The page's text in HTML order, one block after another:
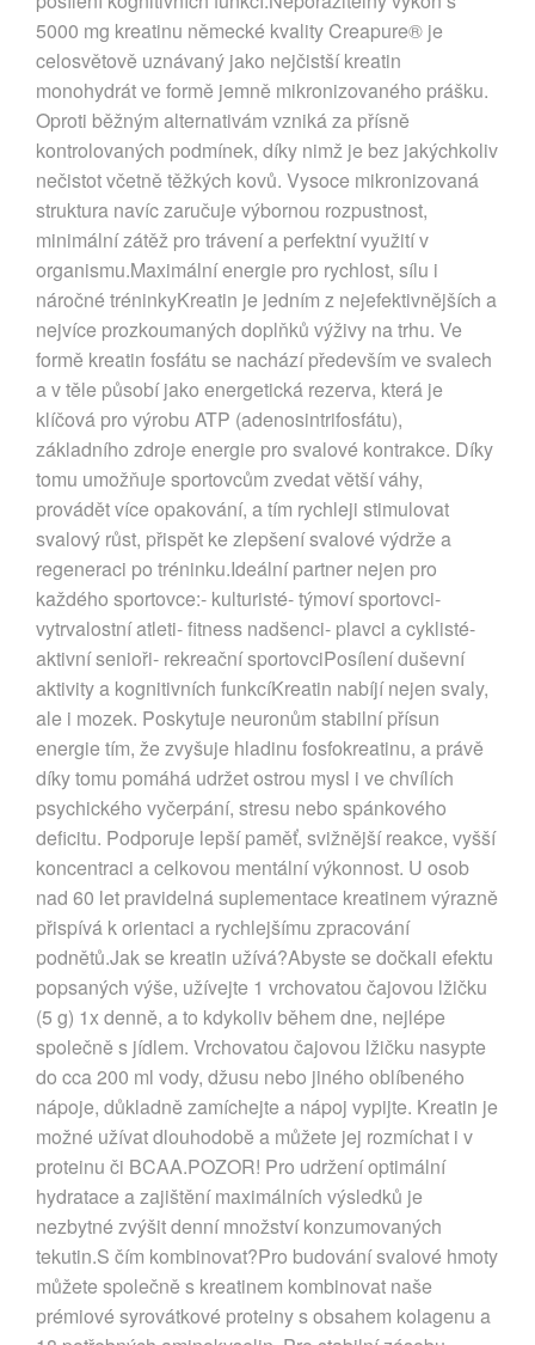
5000 mg kreatinu německé kvality Creapure® je
celosvětově uznávaný jako nejčistší kreatin
monohydrát ve formě jemně mikronizovaného prášku.
Oproti běžným alternativám vzniká za přísně
kontrolovaných podmínek, díky nimž je bez jakýchkoliv
nečistot včetně těžkých kovů. Vysoce mikronizovaná
struktura navíc zaručuje výbornou rozpustnost,
minimální zátěž pro trávení a perfektní využití v
organismu.Maximální energie pro rychlost, sílu i
náročné tréninkyKreatin je jedním z nejefektivnějších a
nejvíce prozkoumaných doplňků výživy na trhu. Ve
formě kreatin fosfátu se nachází především ve svalech
a v těle působí jako energetická rezerva, která je
klíčová pro výrobu ATP (adenosintrifosfátu),
základního zdroje energie pro svalové kontrakce. Díky
tomu umožňuje sportovcům zvedat větší váhy,
provádět více opakování, a tím rychleji stimulovat
svalový růst, přispět ke zlepšení svalové výdrže a
regeneraci po tréninku.Ideální partner nejen pro
každého sportovce:- kulturisté- týmoví sportovci-
vytrvalostní atleti- fitness nadšenci- plavci a cyklisté-
aktivní senioři- rekreační sportovciPosílení duševní
aktivity a kognitivních funkcíKreatin nabíjí nejen svaly,
ale i mozek. Poskytuje neuronům stabilní přísun
energie tím, že zvyšuje hladinu fosfokreatinu, a právě
díky tomu pomáhá udržet ostrou mysl i ve chvílích
psychického vyčerpání, stresu nebo spánkového
deficitu. Podporuje lepší paměť, svižnější reakce, vyšší
koncentraci a celkovou mentální výkonnost. U osob
nad 60 let pravidelná suplementace kreatinem výrazně
přispívá k orientaci a rychlejšímu zpracování
podnětů.Jak se kreatin užívá?Abyste se dočkali efektu
popsaných výše, užívejte 1 vrchovatou čajovou lžičku
(5 g) 1x denně, a to kdykoliv během dne, nejlépe
společně s jídlem. Vrchovatou čajovou lžičku nasypte
do cca 200 ml vody, džusu nebo jiného oblíbeného
nápoje, důkladně zamíchejte a nápoj vypijte. Kreatin je
možné užívat dlouhodobě a můžete jej rozmíchat i v
proteinu či BCAA.POZOR! Pro udržení optimální
hydratace a zajištění maximálních výsledků je
nezbytné zvýšit denní množství konzumovaných
tekutin.S čím kombinovat?Pro budování svalové hmoty
můžete společně s kreatinem kombinovat naše
prémiové syrovátkové proteiny s obsahem kolagenu a